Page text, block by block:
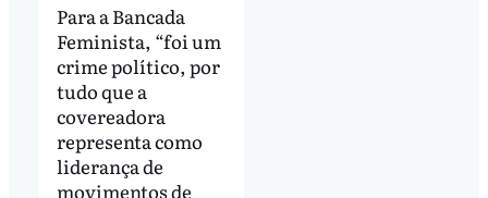
Para a Bancada
Feminista, “foi um
crime político, por
tudo que a
covereadora
representa como
liderança de
movimentos de